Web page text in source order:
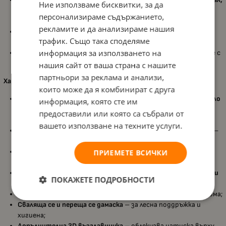
устойчив на износване– гарантира дълготрайна
експлоатация;
Амортисьори на всяко колело– за плавно придвижване по
всякакви настилки;
Задни колела със свързана спирачка– за безопасно спиране с
едно движение.
Характеристики на столчето за кола:
Подходящо за новородени с височина от 40 до 87 см и тегло
до 13 кг (0-15 месеца)
– идеално за първите месеци от
живота;
Регулируема височина на облегалката за глава и коланите
–
за прецизно напасване;
Мека подплатена подложка за главичка и тяло
– предлага
комфорт и сигурност;
3-точков Y-образен обезопасителен колан с меки подложки
– осигурява стабилност при пътуване;
– подходящо и за у дома;
Сваляща се и переща се дамаска – за лесна поддръжка и
хигиена;
Ние използваме бисквитки, за да
персонализираме съдържанието,
рекламите и да анализираме нашия
трафик. Също така споделяме
информация за използването на
нашия сайт от ваша страна с нашите
партньори за реклама и анализи,
които може да я комбинират с друга
информация, която сте им
предоставили или която са събрали от
вашето използване на техните услуги.
ПРИЕМЕТЕ ВСИЧКИ
ПОКАЖЕТЕ ПОДРОБНОСТИ